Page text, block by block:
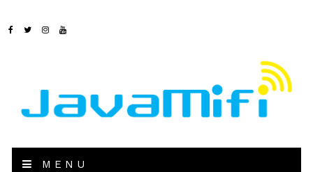
MENU